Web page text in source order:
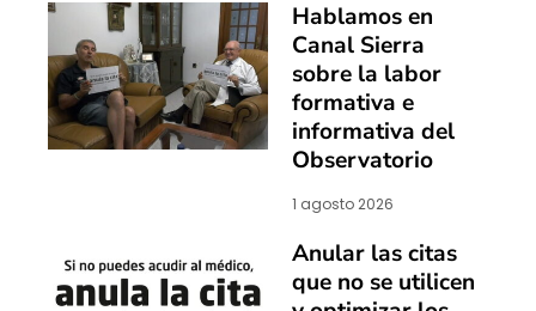
Hablamos en
Canal Sierra
sobre la labor
formativa e
informativa del
Observatorio
1 agosto 2026
Anular las citas
que no se utilicen